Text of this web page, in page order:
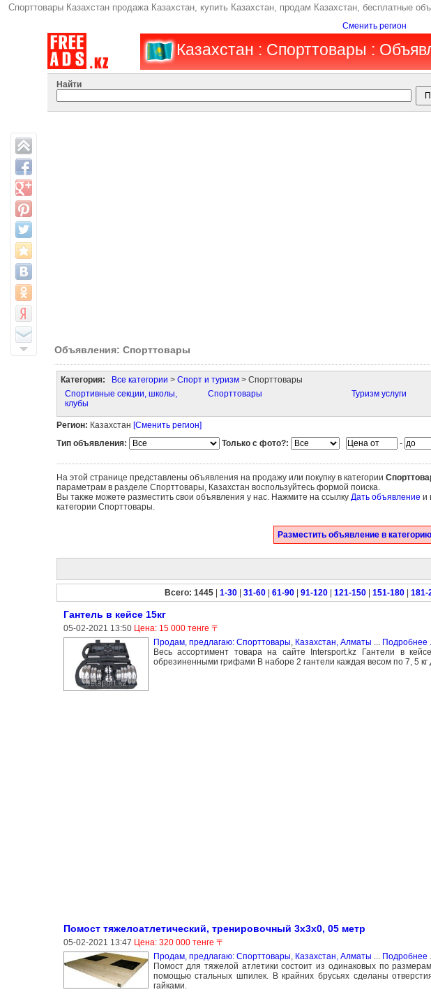
Спорттовары Казахстан продажа Казахстан, купить Казахстан, продам Казахстан, бесплатные
Сменить регион
Казахстан : Спорттовары :
Найти
Объявления: Спорттовары
Категория: Все категории > Спорт и туризм> Спорттовары
Спортивные секции, школы,
клубы
Спорттовары Туризм услуги
Регион: Казахстан [Сменить регион]
Тип объявления:
Только с фото?: -
На этой странице представлены объявления на продажу или покупку в категории
параметрам в разделе Спорттовары, Казахстан воспользуйтесь формой поиска.
Вы также можете разместить свои объявления у нас. Нажмите на ссылку Дать объявление и
категории Спорттовары.
Разместить объявление в
Всего: 1445| 1-30| 31-60| 61-90| 91-120| 121-150| 151-180| 181-
Гантель в кейсе 15кг
05-02-2021 13:50 Цена: 15 000 тенге 〒
Продам, предлагаю: Спорттовары, Казахстан, Алматы ... Подробнее
Весь ассортимент товара на сайте Intersport.kz Гантели в
обрезиненными грифами В наборе 2 гантели каждая весом по 7, 5 кг
Помост тяжелоатлетический, тренировочный 3х3х0, 05 метр
05-02-2021 13:47 Цена: 320 000 тенге 〒
Продам, предлагаю: Спорттовары, Казахстан, Алматы ... Подробнее
Помост для тяжелой атлетики состоит из одинаковых по
помощью стальных шпилек. В крайних брусьях сделаны
гайками.